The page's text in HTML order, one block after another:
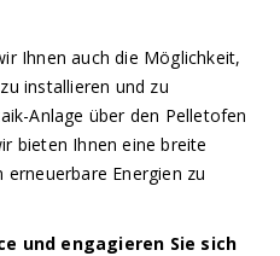
Ihnen auch die Möglichkeit,
installieren und zu
Anlage über den Pelletofen
bieten Ihnen eine breite
Energien zu
und engagieren Sie sich